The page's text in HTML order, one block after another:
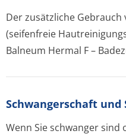
Der zusätzliche Gebrauch
(seifenfreie
Balneum Hermal F –
Schwangerschaft
Wenn Sie schwanger